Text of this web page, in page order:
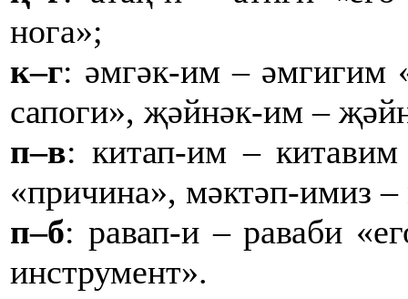
нога»;
к–г: әмгәк-им – әмгигим
сапоги», җәйнәк-им –
п–в: китап-им – китавим
«причина», мәктәп-имиз
п–б: равап-и – раваби
инструмент».